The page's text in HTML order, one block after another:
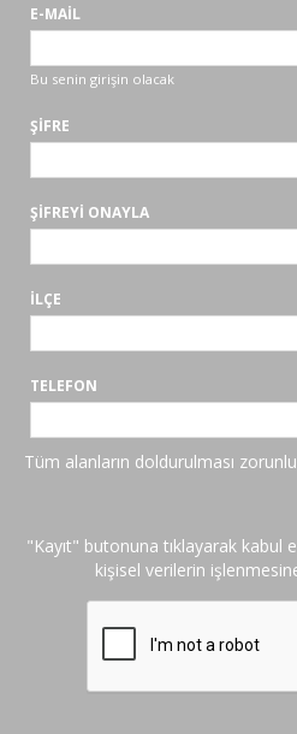
E-MAIL
Bu senin girişin olacak
ŞIFRE
ŞIFREYI ONAYLA
İLÇE
TELEFON
Tüm alanların doldurulması
"Kayıt" butonuna tıklayarak kabul
kişisel verilerin